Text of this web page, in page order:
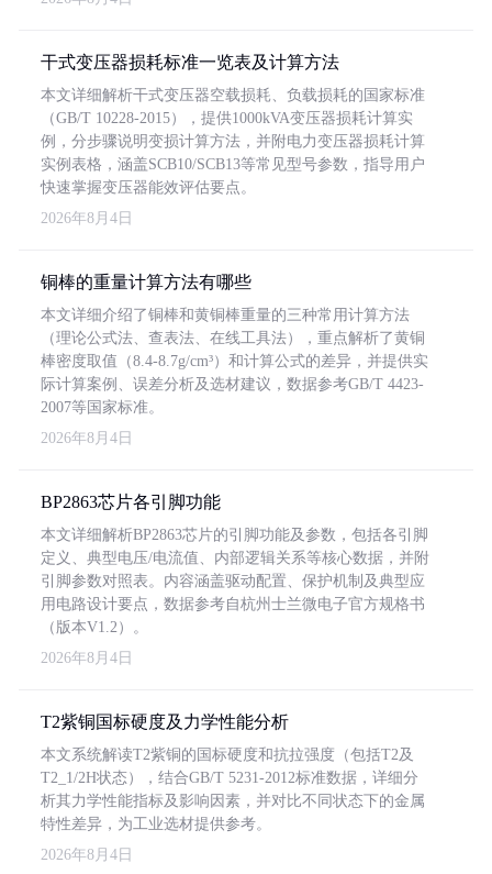
干式变压器损耗标准一览表及计算方法
本文详细解析干式变压器空载损耗、负载损耗的国家标准
（GB/T 10228-2015），提供1000kVA变压器损耗计算实
例，分步骤说明变损计算方法，并附电力变压器损耗计算
实例表格，涵盖SCB10/SCB13等常见型号参数，指导用户
快速掌握变压器能效评估要点。
2026年8月4日
铜棒的重量计算方法有哪些
本文详细介绍了铜棒和黄铜棒重量的三种常用计算方法
（理论公式法、查表法、在线工具法），重点解析了黄铜
棒密度取值（8.4-8.7g/cm³）和计算公式的差异，并提供实
际计算案例、误差分析及选材建议，数据参考GB/T 4423-
2007等国家标准。
2026年8月4日
BP2863芯片各引脚功能
本文详细解析BP2863芯片的引脚功能及参数，包括各引脚
定义、典型电压/电流值、内部逻辑关系等核心数据，并附
引脚参数对照表。内容涵盖驱动配置、保护机制及典型应
用电路设计要点，数据参考自杭州士兰微电子官方规格书
（版本V1.2）。
2026年8月4日
T2紫铜国标硬度及力学性能分析
本文系统解读T2紫铜的国标硬度和抗拉强度（包括T2及
T2_1/2H状态），结合GB/T 5231-2012标准数据，详细分
析其力学性能指标及影响因素，并对比不同状态下的金属
特性差异，为工业选材提供参考。
2026年8月4日